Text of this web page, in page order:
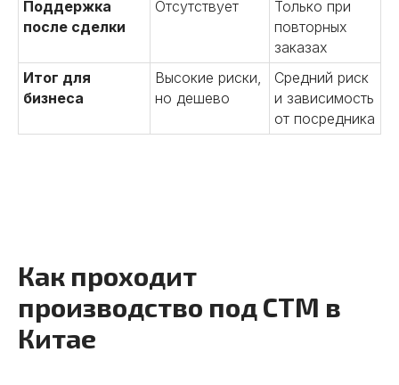
Поддержка
после сделки
Отсутствует
Только при
повторных
заказах
Итог для
бизнеса
Высокие риски,
но дешево
Средний риск
и зависимость
от посредника
Как проходит
производство под СТМ в
Китае